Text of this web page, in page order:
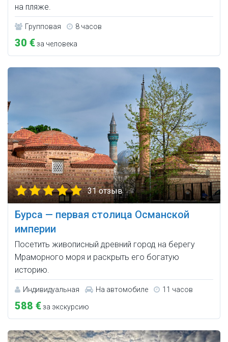
на пляже.
Групповая 8 часов
30 €за человека
31 отзыв
Бурса — первая столица Османской
империи
Посетить живописный древний город на берегу
Мраморного моря и раскрыть его богатую
историю.
Индивидуальная На автомобиле 11 часов
588 €за экскурсию